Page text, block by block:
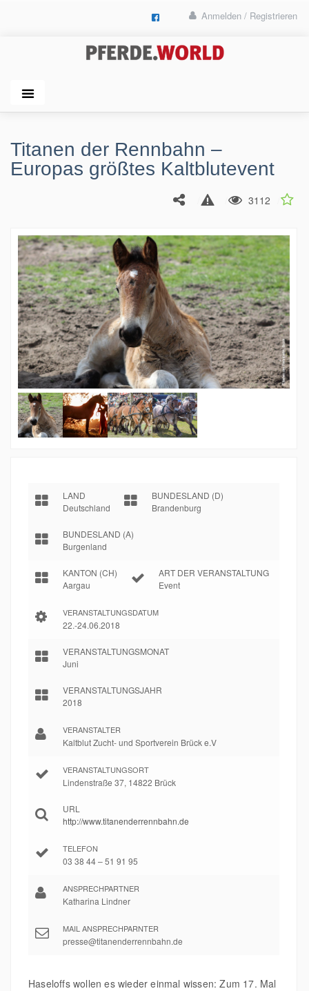
Anmelden / Registrieren
Titanen der Rennbahn –
Europas größtes Kaltblutevent
3112
LAND
Deutschland
BUNDESLAND (D)
Brandenburg
BUNDESLAND (A)
Burgenland
KANTON (CH)
Aargau
ART DER VERANSTALTUNG
Event
VERANSTALTUNGSDATUM
22.-24.06.2018
VERANSTALTUNGSMONAT
Juni
VERANSTALTUNGSJAHR
2018
VERANSTALTER
Kaltblut Zucht- und Sportverein Brück e.V
VERANSTALTUNGSORT
Lindenstraße 37, 14822 Brück
URL
http://www.titanenderrennbahn.de
TELEFON
03 38 44 – 51 91 95
ANSPRECHPARTNER
Katharina Lindner
MAIL ANSPRECHPARNTER
presse@titanenderrennbahn.de
Haseloffs wollen es wieder einmal wissen: Zum 17. Mal